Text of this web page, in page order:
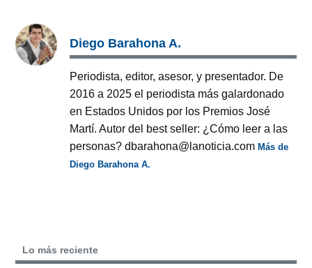
Diego Barahona A.
Periodista, editor, asesor, y presentador. De
2016 a 2025 el periodista más galardonado
en Estados Unidos por los Premios José
Martí. Autor del best seller: ¿Cómo leer a las
personas? dbarahona@lanoticia.comMás de
Diego Barahona A.
Lo más reciente